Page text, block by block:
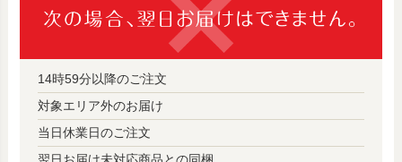
14時59分以降のご注文
対象エリア外のお届け
当日休業日のご注文